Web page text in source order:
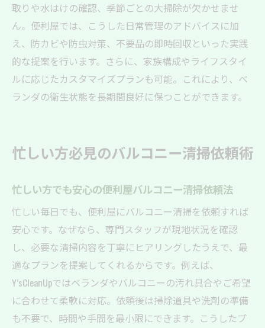
取りや水はけの確認、季節ごとの大掃除が欠かせませ
ん。便利屋では、こうした日常管理のアドバイスに加
え、防カビや防虫対策、不要品の即時回収といった実践
的な提案を行います。さらに、家族構成やライフスタイ
ルに応じたカスタマイズプランも可能。これにより、ベ
ランダの衛生状態を長期間良好に保つことができます。
忙しい方必見のバルコニー清掃依頼術
忙しい方でも安心の便利屋バルコニー清掃依頼法
忙しい毎日でも、便利屋にバルコニー清掃を依頼すれば
安心です。なぜなら、専門スタッフが現地状況を確認
し、必要な清掃内容を丁寧にヒアリングしたうえで、最
適なプランを提案してくれるからです。例えば、
Y’sCleanUpではベランダやバルコニーの汚れ具合やご希望
に合わせて柔軟に対応。依頼後は掃除道具や洗剤の準備
も不要で、時間や手間を最小限にできます。こうしたプ